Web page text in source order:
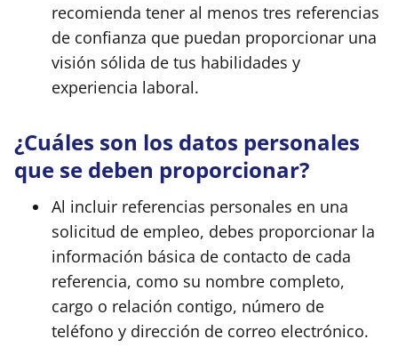
recomienda tener al menos tres referencias
de confianza que puedan proporcionar una
visión sólida de tus habilidades y
experiencia laboral.
¿Cuáles son los datos personales
que se deben proporcionar?
Al incluir referencias personales en una
solicitud de empleo, debes proporcionar la
información básica de contacto de cada
referencia, como su nombre completo,
cargo o relación contigo, número de
teléfono y dirección de correo electrónico.